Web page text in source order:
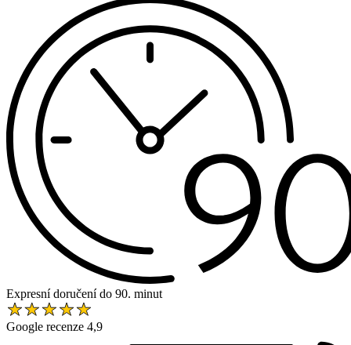
Expresní doručení do 90. minut
Google recenze 4,9